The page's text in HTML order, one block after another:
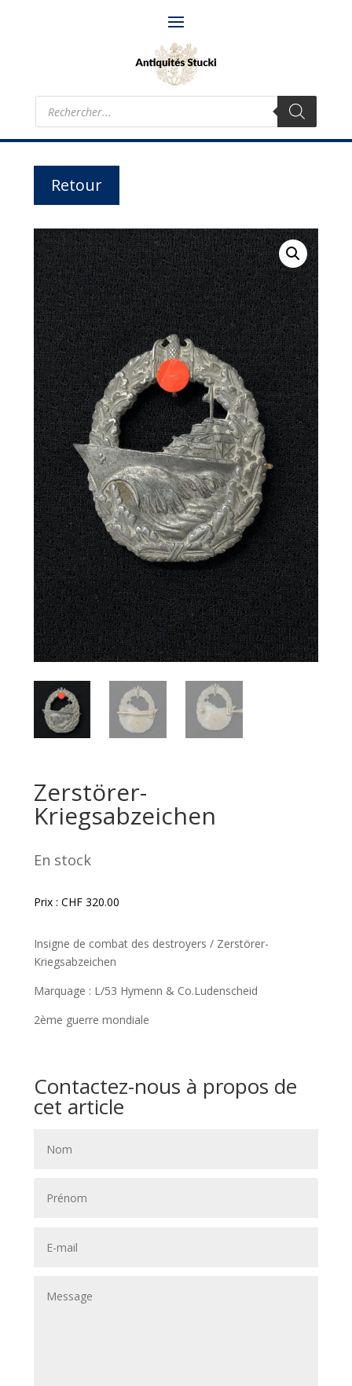
Recherche
produits
Retour
Zerstörer-
Kriegsabzeichen
En stock
Prix : CHF320.00
Insigne de combat des destroyers / Zerstörer-
Kriegsabzeichen
Marquage : L/53 Hymenn & Co.Ludenscheid
2ème guerre mondiale
Contactez-nous à propos de
cet article